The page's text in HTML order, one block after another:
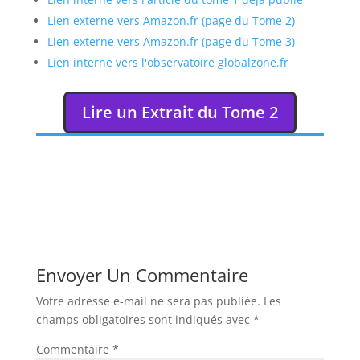
Lien externe vers Amazon.fr (page du Tome 2)
Lien externe vers Amazon.fr (page du Tome 3)
Lien interne vers l'observatoire globalzone.fr
Lire un Extrait du Tome 2
Envoyer Un Commentaire
Votre adresse e-mail ne sera pas publiée. Les
champs obligatoires sont indiqués avec *
Commentaire *